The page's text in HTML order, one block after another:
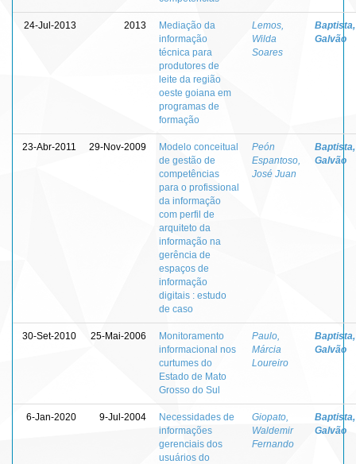
24-Jul-2013 2013
Mediação da
informação
técnica para
produtores de
leite da região
oeste goiana em
programas de
formação
Lemos,
Wilda
Soares
Galvão
23-Abr-2011 29-Nov-2009
Modelo conceitual
de gestão de
competências
para o profissional
da informação
com perfil de
arquiteto da
informação na
gerência de
espaços de
informação
digitais : estudo
de caso
Peón
Espantoso,
José Juan
Galvão
30-Set-2010 25-Mai-2006
Monitoramento
informacional nos
curtumes do
Estado de Mato
Grosso do Sul
Paulo,
Márcia
Loureiro
Galvão
6-Jan-2020 9-Jul-2004
Necessidades de
informações
gerenciais dos
usuários do
Giopato,
Waldemir
Fernando
Galvão